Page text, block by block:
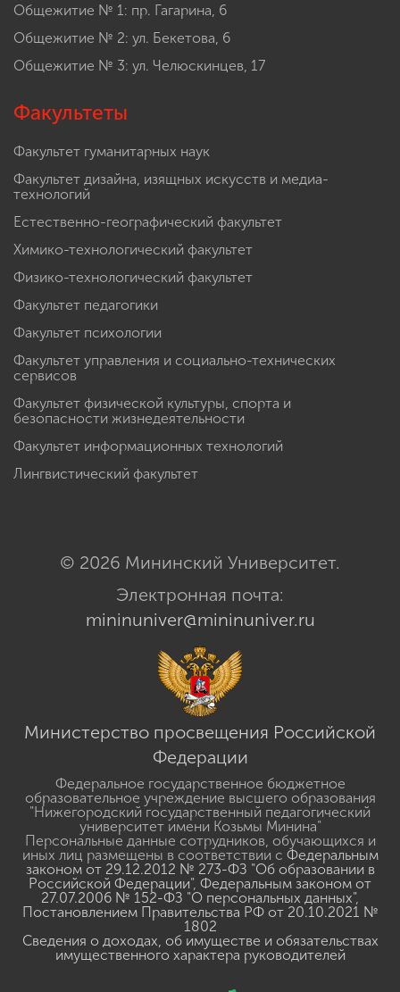
Общежитие № 1: пр. Гагарина, 6
Общежитие № 2: ул. Бекетова, 6
Общежитие № 3: ул. Челюскинцев, 17
Факультеты
Факультет гуманитарных наук
Факультет дизайна, изящных искусств и медиа-
технологий
Естественно-географический факультет
Химико-технологический факультет
Физико-технологический факультет
Факультет педагогики
Факультет психологии
Факультет управления и социально-технических
сервисов
Факультет физической культуры, спорта и
безопасности жизнедеятельности
Факультет информационных технологий
Лингвистический факультет
© 2026 Мининский Университет.
Электронная почта:
mininuniver@mininuniver.ru
Министерство просвещения Российской
Федерации
Федеральное государственное бюджетное
образовательное учреждение высшего образования
"Нижегородский государственный педагогический
университет имени Козьмы Минина"
Персональные данные сотрудников, обучающихся и
иных лиц размещены в соответствии с Федеральным
законом от 29.12.2012 № 273-ФЗ "Об образовании в
Российской Федерации", Федеральным законом от
27.07.2006 № 152-ФЗ "О персональных данных",
Постановлением Правительства РФ от 20.10.2021 №
1802
Сведения о доходах, об имуществе и обязательствах
имущественного характера руководителей